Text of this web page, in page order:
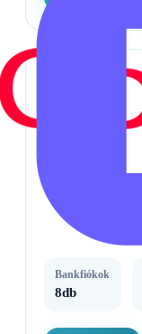
Bankfiókok
8db